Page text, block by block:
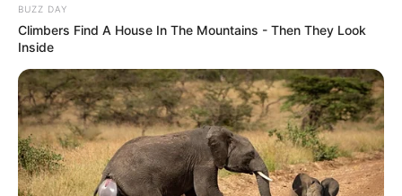
BUZZ DAY
Climbers Find A House In The Mountains - Then They Look
Inside